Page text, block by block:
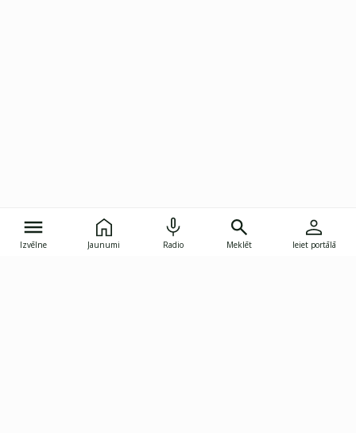
Izvēlne Jaunumi Radio Meklēt Ieiet portālā